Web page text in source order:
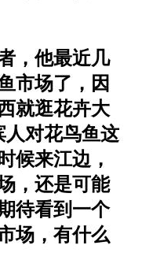
，他最近几
市场了，因
就逛花卉大
人对花鸟鱼这
候来江边，
，还是可能
待看到一个
场，有什么